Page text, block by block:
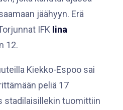
jäähyyn. Erä
IFK Iina
12.
Kiekko-Espoo sai
peliä 17
stadilaisillekin tuomittiin